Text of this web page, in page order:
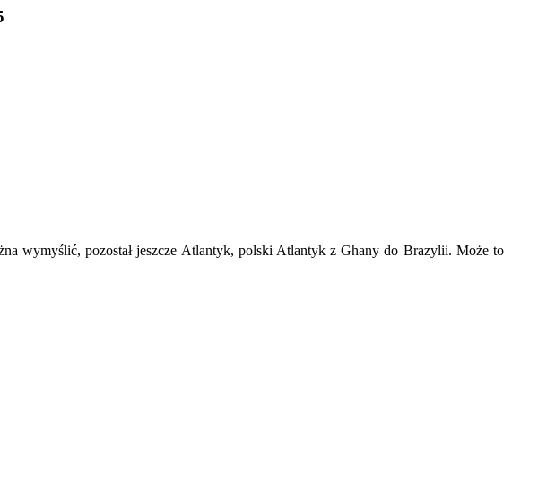
wymyślić, pozostał jeszcze Atlantyk, polski Atlantyk z Ghany do Brazylii. Może to